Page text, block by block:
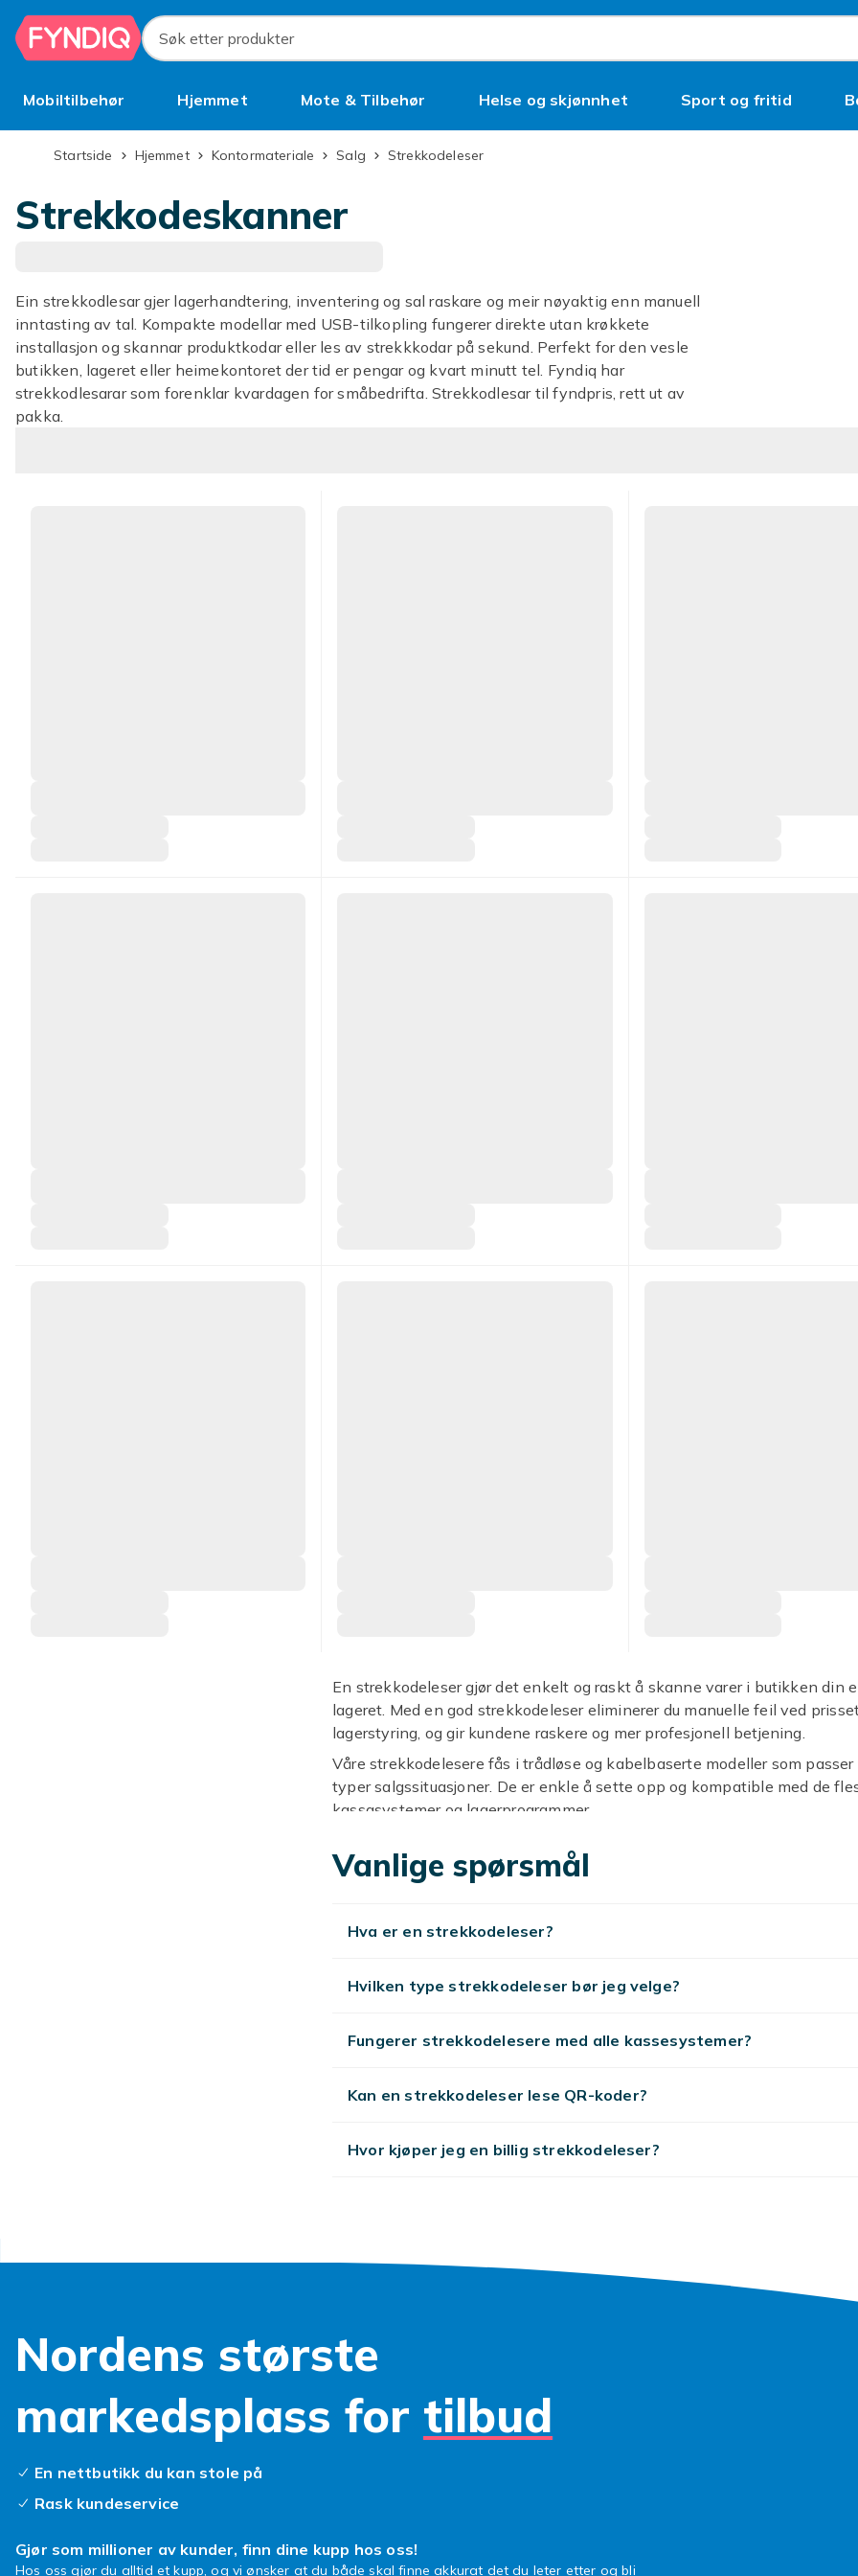
Hopp til hovedinnhold
Søk etter produkter
Mobiltilbehør Hjemmet Mote & Tilbehør Helse og skjønnhet Sport og fritid
BruktStartside Hjemmet Kontormateriale Salg Strekkodeleser
Strekkodeskanner
Ein strekkodlesar gjer lagerhandtering, inventering og sal raskare og meir nøyaktig enn manuell
inntasting av tal. Kompakte modellar med USB-tilkopling fungerer direkte utan krøkkete
installasjon og skannar produktkodar eller les av strekkkodar på sekund. Perfekt for den vesle
butikken, lageret eller heimekontoret der tid er pengar og kvart minutt tel. Fyndiq har
strekkodlesarar som forenklar kvardagen for småbedrifta. Strekkodlesar til fyndpris, rett ut av
pakka.
En strekkodeleser gjør det enkelt og raskt å skanne varer i butikken din
lageret. Med en god strekkodeleser eliminerer du manuelle feil ved
lagerstyring, og gir kundene raskere og mer profesjonell betjening.
Våre strekkodelesere fås i trådløse og kabelbaserte modeller som
typer salgssituasjoner. De er enkle å sette opp og kompatible med de
kassasystemer og lagerprogrammer.
strekkodeleser er en god investering for alle som håndterer varesalg
enten det er i butikk, på lager eller i mobile salgssituasjoner.
tidsbesparelser og færre feil i varehåndteringen og lagerstyringen.
Vanlige spørsmål
Hva er en strekkodeleser?
Hvilken type strekkodeleser bør jeg velge?
Fungerer strekkodelesere med alle kassesystemer?
Kan en strekkodeleser lese QR-koder?
Hvor kjøper jeg en billig strekkodeleser?
Nordens største
markedsplass for tilbud
En nettbutikk du kan stole på
Rask kundeservice
Gjør som millioner av kunder, finn dine kupp hos oss!
Hos oss gjør du alltid et kupp, og vi ønsker at du både skal finne akkurat det du leter etter og bli